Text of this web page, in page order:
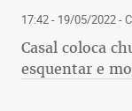
17:42 - 19/05/2022-
Casal coloca
esquentar e